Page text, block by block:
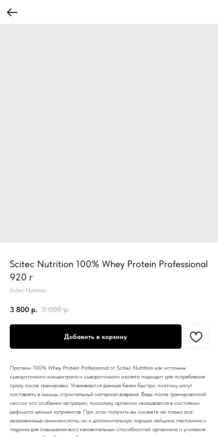
Scitec Nutrition 100% Whey Protein Professional
920 г
Scitec Nutrition
3 800 р. 5 000 р.
Добавить в корзину
Протеин 100% Whey Protein Professional от Scitec Nutrition как источник
сывороточного концентрата и сывороточного изолята подходит для потребления
сразу после тренировки. Усваиваются данные белки быстро, поэтому могут
поставлять в мышцы строительный материал вовремя. Ведь после тренировочной
сессии это особенно актуально, поскольку организм оказывается в состоянии
дефицита ценных нутриентов. При этом получить вы сможете не только все
незаменимые аминокислоты, но и дополнительную порцию лейцина, глютамина и
таурина для повышения восстановительных способностей организма и усиления